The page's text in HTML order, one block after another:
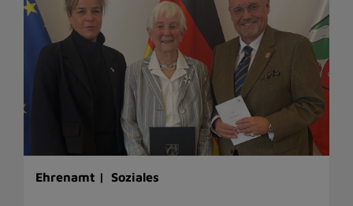
Ehrenamt | Soziales